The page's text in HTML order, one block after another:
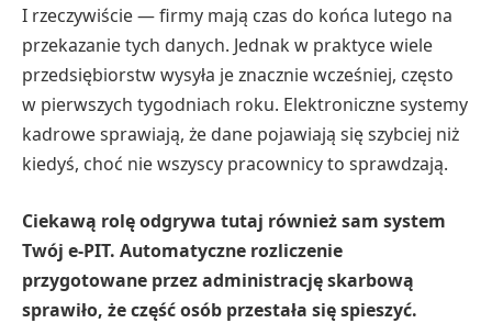
I rzeczywiście — firmy mają czas do końca lutego na
przekazanie tych danych. Jednak w praktyce wiele
przedsiębiorstw wysyła je znacznie wcześniej, często
w pierwszych tygodniach roku. Elektroniczne systemy
kadrowe sprawiają, że dane pojawiają się szybciej niż
kiedyś, choć nie wszyscy pracownicy to sprawdzają.
Ciekawą rolę odgrywa tutaj również sam system
Twój e-PIT. Automatyczne rozliczenie
przygotowane przez administrację skarbową
sprawiło, że część osób przestała się spieszyć.